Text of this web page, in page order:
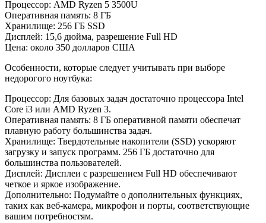
Процессор: AMD Ryzen 5 3500U
Оперативная память: 8 ГБ
Хранилище: 256 ГБ SSD
Дисплей: 15,6 дюйма, разрешение Full HD
Цена: около 350 долларов США
Особенности, которые следует учитывать при выборе
недорогого ноутбука:
Процессор: Для базовых задач достаточно процессора Intel
Core i3 или AMD Ryzen 3.
Оперативная память: 8 ГБ оперативной памяти обеспечат
плавную работу большинства задач.
Хранилище: Твердотельные накопители (SSD) ускоряют
загрузку и запуск программ. 256 ГБ достаточно для
большинства пользователей.
Дисплей: Дисплеи с разрешением Full HD обеспечивают
четкое и яркое изображение.
Дополнительно: Подумайте о дополнительных функциях,
таких как веб-камера, микрофон и порты, соответствующие
вашим потребностям.